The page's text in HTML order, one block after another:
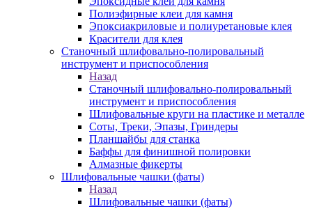
Полиэфирные клеи для камня
Эпоксиакриловые и полиуретановые клея
Красители для клея
Станочный шлифовально-полировальный
инструмент и приспособления
Назад
Станочный шлифовально-полировальный
инструмент и приспособления
Шлифовальные круги на пластике и металле
Соты, Треки, Эпазы, Гриндеры
Планшайбы для станка
Баффы для финишной полировки
Алмазные фикерты
Шлифовальные чашки (фаты)
Назад
Шлифовальные чашки (фаты)